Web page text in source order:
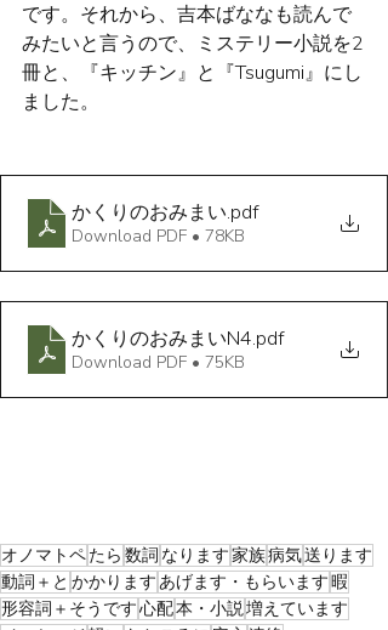
です。それから、吉本ばななも読んで
みたいと言うので、ミステリー小説を2
冊と、『キッチン』と『Tsugumi』にし
ました。
かくりのおみまい.pdf
Download PDF • 78KB
かくりのおみまいN4.pdf
Download PDF • 75KB
オノマトペたら 数詞 なります家族病気送ります
動詞＋と かかりますあげます・もらいます暇
形容詞＋そうです心配本・小説増えています